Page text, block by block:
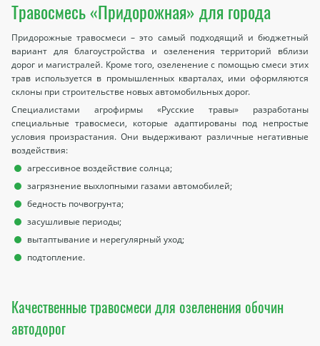
Травосмесь «Придорожная» для города
Придорожные травосмеси – это самый подходящий и бюджетный
вариант для благоустройства и озеленения территорий вблизи
дорог и магистралей. Кроме того, озеленение с помощью смеси этих
трав используется в промышленных кварталах, ими оформляются
склоны при строительстве новых автомобильных дорог.
Специалистами агрофирмы «Русские травы» разработаны
специальные травосмеси, которые адаптированы под непростые
условия произрастания. Они выдерживают различные негативные
воздействия:
агрессивное воздействие солнца;
загрязнение выхлопными газами автомобилей;
бедность почвогрунта;
засушливые периоды;
вытаптывание и нерегулярный уход;
подтопление.
Качественные травосмеси для озеленения обочин
автодорог